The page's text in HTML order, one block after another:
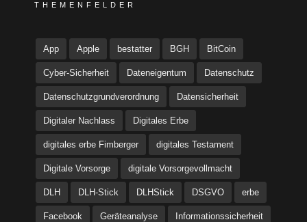
THEMENFELDER
App Apple bestatter BGH BitCoin
Cyber-Sicherheit Dateneigentum Datenschutz
Datenschutzgrundverordnung Datensicherheit
Digitaler Nachlass Digitales Erbe
digitales erbe Fimberger digitales Testament
Digitale Vorsorge digitale Vorsorgevollmacht
DLH DLH-Stick DLHStick DSGVO erbe
Facebook Geräteanalyse Informationssicherheit